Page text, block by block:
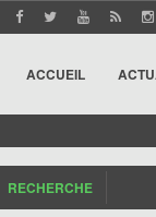
ACCUEIL
RECHERCHE